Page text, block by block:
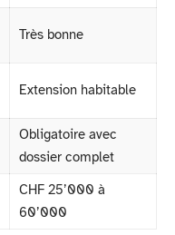
Très bonne
Extension habitable
Obligatoire avec
dossier complet
CHF 25’000 à
60’000